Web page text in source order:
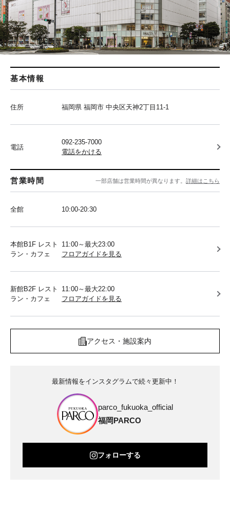
基本情報
住所 福岡県 福岡市 中央区天神2丁目11-1
電話
092-235-7000
電話をかける
営業時間 一部店舗は営業時間が異なります。 詳細はこちら
全館 10:00-20:30
本館B1F レスト
ラン・カフェ
11:00～最大23:00
フロアガイドを見る
新館B2F レスト
ラン・カフェ
11:00～最大22:00
フロアガイドを見る
アクセス・施設案内
最新情報をインスタグラムで続々更新中！
parco_fukuoka_official
福岡PARCO
フォローする